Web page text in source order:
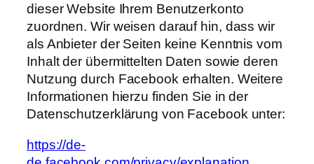
dieser Website Ihrem Benutzerkonto
zuordnen. Wir weisen darauf hin, dass wir
als Anbieter der Seiten keine Kenntnis vom
Inhalt der übermittelten Daten sowie deren
Nutzung durch Facebook erhalten. Weitere
Informationen hierzu finden Sie in der
Datenschutzerklärung von Facebook unter:
https://de-